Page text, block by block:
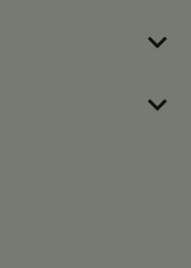
keyboard_arrow_down
keyboard_arrow_down